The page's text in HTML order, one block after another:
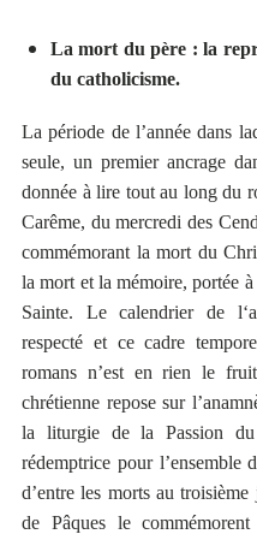
La mort du père : la
du catholicisme.
La période de l’année dans
seule, un premier ancrage
donnée à lire tout au long du
Carême, du mercredi des
commémorant la mort du
la mort et la mémoire, portée
Sainte. Le calendrier de
respecté et ce cadre
romans n’est en rien le
chrétienne repose sur
la liturgie de la Passion
rédemptrice pour l’ensemble
d’entre les morts au
de Pâques le